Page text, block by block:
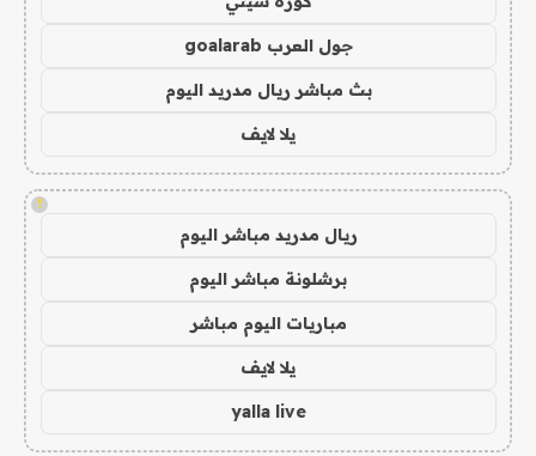
جول العرب goalarab
بث مباشر ريال مدريد اليوم
يلا لايف
!
ريال مدريد مباشر اليوم
برشلونة مباشر اليوم
مباريات اليوم مباشر
يلا لايف
yalla live